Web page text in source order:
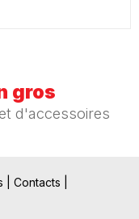
gros
d'accessoires
Contacts